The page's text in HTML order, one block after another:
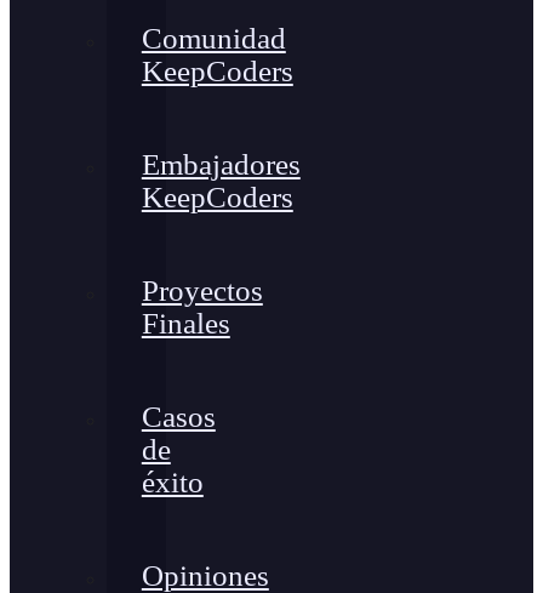
Comunidad
KeepCoders
Embajadores
KeepCoders
Proyectos
Finales
Casos
de
éxito
Opiniones